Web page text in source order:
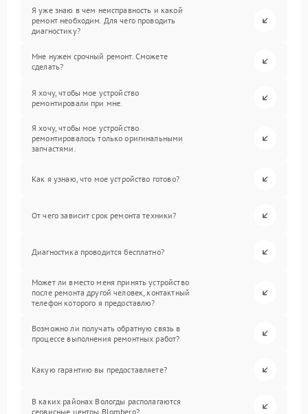
Я уже знаю в чем неисправность и какой
ремонт необходим. Для чего проводить
диагностику?
Мне нужен срочный ремонт. Сможете
сделать?
Я хочу, чтобы мое устройство
ремонтировали при мне.
Я хочу, чтобы мое устройство
ремонтировалось только оригинальными
запчастями.
Как я узнаю, что мое устройство готово?
От чего зависит срок ремонта техники?
Диагностика проводится бесплатно?
Может ли вместо меня принять устройство
после ремонта другой человек, контактный
телефон которого я предоставлю?
Возможно ли получать обратную связь в
процессе выполнения ремонтных работ?
Какую гарантию вы предоставляете?
В каких районах Вологды располагаются
сервисные центры Blomberg?